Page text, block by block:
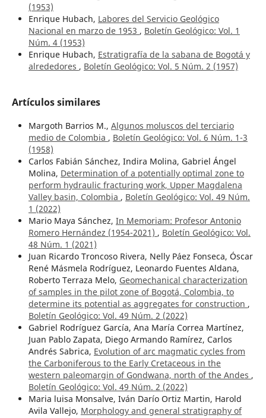
(1953)
Enrique Hubach, Labores del Servicio Geológico
Nacional en marzo de 1953 , Boletín Geológico: Vol. 1
Núm. 4 (1953)
Enrique Hubach, Estratigrafía de la sabana de Bogotá y
alrededores , Boletín Geológico: Vol. 5 Núm. 2 (1957)
Artículos similares
Margoth Barrios M., Algunos moluscos del terciario
medio de Colombia , Boletín Geológico: Vol. 6 Núm. 1-3
(1958)
Carlos Fabián Sánchez, Indira Molina, Gabriel Ángel
Molina, Determination of a potentially optimal zone to
perform hydraulic fracturing work, Upper Magdalena
Valley basin, Colombia , Boletín Geológico: Vol. 49 Núm.
1 (2022)
Mario Maya Sánchez, In Memoriam: Profesor Antonio
Romero Hernández (1954-2021) , Boletín Geológico: Vol.
48 Núm. 1 (2021)
Juan Ricardo Troncoso Rivera, Nelly Páez Fonseca, Óscar
René Másmela Rodríguez, Leonardo Fuentes Aldana,
Roberto Terraza Melo, Geomechanical characterization
of samples in the pilot zone of Bogotá, Colombia, to
determine its potential as aggregates for construction ,
Boletín Geológico: Vol. 49 Núm. 2 (2022)
Gabriel Rodríguez García, Ana María Correa Martínez,
Juan Pablo Zapata, Diego Armando Ramírez, Carlos
Andrés Sabrica, Evolution of arc magmatic cycles from
the Carboniferous to the Early Cretaceous in the
western paleomargin of Gondwana, north of the Andes ,
Boletín Geológico: Vol. 49 Núm. 2 (2022)
Maria luisa Monsalve, Iván Darío Ortiz Martin, Harold
Avila Vallejo, Morphology and general stratigraphy of